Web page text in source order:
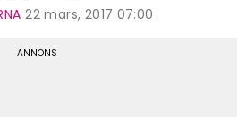
22 mars, 2017 07:00